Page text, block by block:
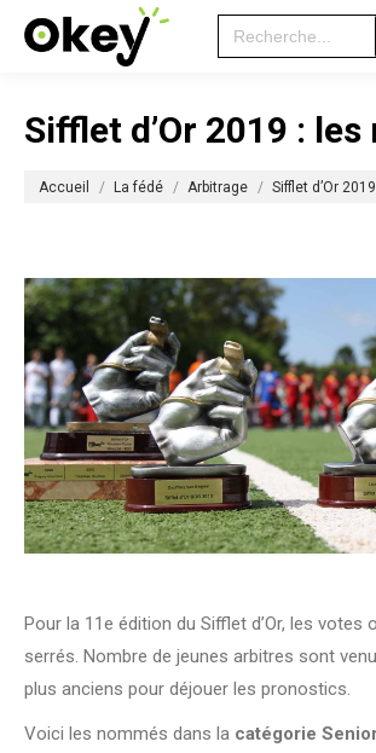
Search
for:
Sifflet d’Or 2019 :
Accueil La fédé Arbitrage Sifflet d’Or
Pour la 11e édition du Sifflet d’Or, les votes
serrés. Nombre de jeunes arbitres sont
plus anciens pour déjouer les pronostics.
Voici les nommés dans la catégorie